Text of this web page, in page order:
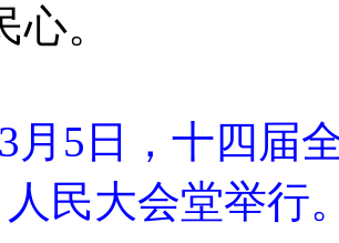
。
月5日，十四届
人民大会堂举行